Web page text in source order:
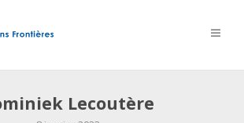
Lecoutère